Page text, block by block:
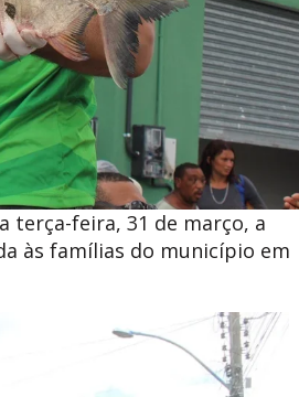
terça-feira, 31 de março, a
às famílias do município em